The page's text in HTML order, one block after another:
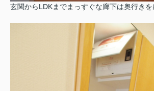
玄関からLDKまでまっすぐな廊下は奥行きを